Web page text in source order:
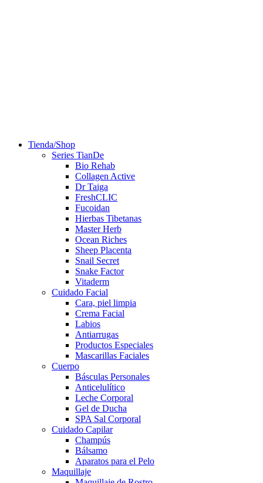
Tienda/Shop
Series TianDe
Bio Rehab
Collagen Active
Dr Taiga
FreshCLIC
Fucoidan
Hierbas Tibetanas
Master Herb
Ocean Riches
Sheep Placenta
Snail Secret
Snake Factor
Vitaderm
Cuidado Facial
Cara, piel limpia
Crema Facial
Labios
Antiarrugas
Productos Especiales
Mascarillas Faciales
Cuerpo
Básculas Personales
Anticelulítico
Leche Corporal
Gel de Ducha
SPA Sal Corporal
Cuidado Capilar
Champús
Bálsamo
Aparatos para el Pelo
Maquillaje